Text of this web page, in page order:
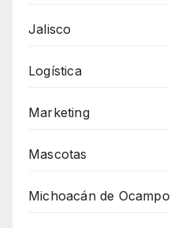
Jalisco
Logística
Marketing
Mascotas
Michoacán de Ocampo